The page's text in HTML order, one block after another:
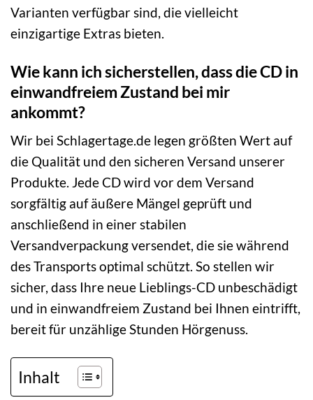
Varianten verfügbar sind, die vielleicht
einzigartige Extras bieten.
Wie kann ich sicherstellen, dass die CD in
einwandfreiem Zustand bei mir
ankommt?
Wir bei Schlagertage.de legen größten Wert auf
die Qualität und den sicheren Versand unserer
Produkte. Jede CD wird vor dem Versand
sorgfältig auf äußere Mängel geprüft und
anschließend in einer stabilen
Versandverpackung versendet, die sie während
des Transports optimal schützt. So stellen wir
sicher, dass Ihre neue Lieblings-CD unbeschädigt
und in einwandfreiem Zustand bei Ihnen eintrifft,
bereit für unzählige Stunden Hörgenuss.
Inhalt